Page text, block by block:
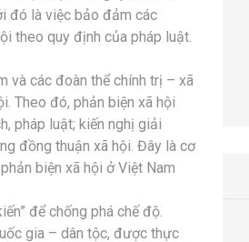
đó là việc bảo đảm các
theo quy định của pháp luật.
và các đoàn thể chính trị – xã
Theo đó, phản biện xã hội
pháp luật; kiến nghị giải
đồng thuận xã hội. Đây là cơ
biện xã hội ở Việt Nam
để chống phá chế độ.
gia – dân tộc, được thực